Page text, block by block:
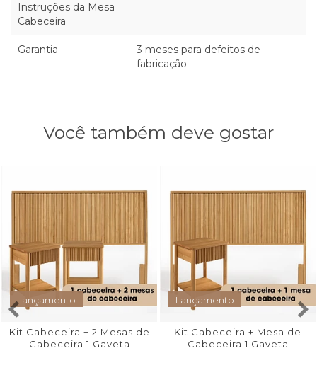
Instruções da Mesa
Cabeceira
Garantia
3 meses para defeitos de
fabricação
Você também deve gostar
Lançamento
Kit Cabeceira + 2 Mesas de
Cabeceira 1 Gaveta
Lançamento
Kit Cabeceira + Mesa de
Cabeceira 1 Gaveta